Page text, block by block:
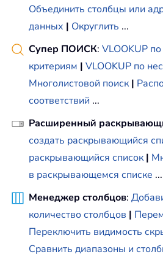
Объединить столбцы или
данных | Округлить ...
Супер ПОИСК: VLOOKUP
критериям | VLOOKUP по
Многолистовой поиск |
соответствий ...
Расширенный
создать раскрывающийся
раскрывающийся список |
в раскрывающемся списке ...
Менеджер столбцов:
количество столбцов |
Переключить видимость
Сравнить диапазоны и